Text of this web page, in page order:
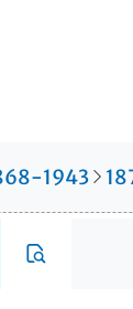
1943